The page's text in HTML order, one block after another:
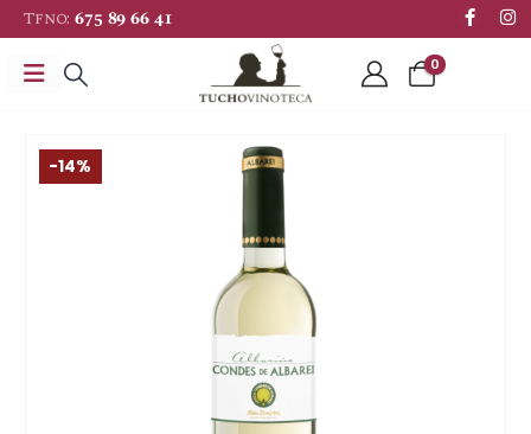
Tfno:675 89 66 41
0
-14%